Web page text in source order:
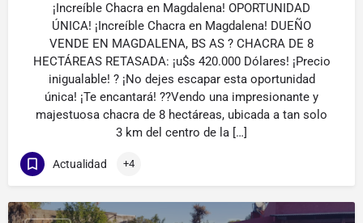
¡Increíble Chacra en Magdalena! OPORTUNIDAD
ÚNICA! ¡Increíble Chacra en Magdalena! DUEÑO
VENDE EN MAGDALENA, BS AS ? CHACRA DE 8
HECTÁREAS RETASADA: ¡u$s 420.000 Dólares! ¡Precio
inigualable! ? ¡No dejes escapar esta oportunidad
única! ¡Te encantará! ??Vendo una impresionante y
majestuosa chacra de 8 hectáreas, ubicada a tan solo
3 km del centro de la […]
Actualidad +4